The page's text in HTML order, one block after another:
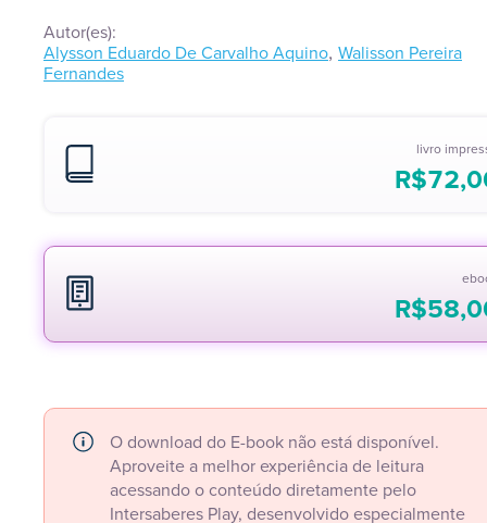
Autor(es):
Alysson Eduardo De Carvalho Aquino, Walisson Pereira
Fernandes
livro
R$
R$
O download do E-book não está disponível.
Aproveite a melhor experiência de leitura
acessando o conteúdo diretamente pelo
Intersaberes Play, desenvolvido especialmente